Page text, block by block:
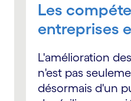
Les
entreprises
L'amélioration
n'est pas
désormais d'un